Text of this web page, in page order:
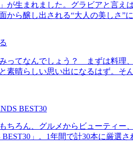
が生まれました。グラビアと言え
から醸し出される“大人の美しさ”
ってなんでしょう？ まずは料理
素晴らしい思い出になるはず。そ
BEST30
ちろん、グルメからビューティー
」。1年間で計30本に厳選